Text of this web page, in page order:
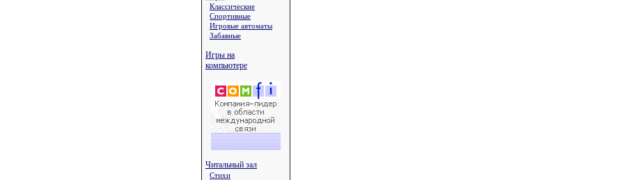
Классические
Спортивные
Игровые автоматы
Забавные
Игры на
компьютере
Читальный зал
Стихи